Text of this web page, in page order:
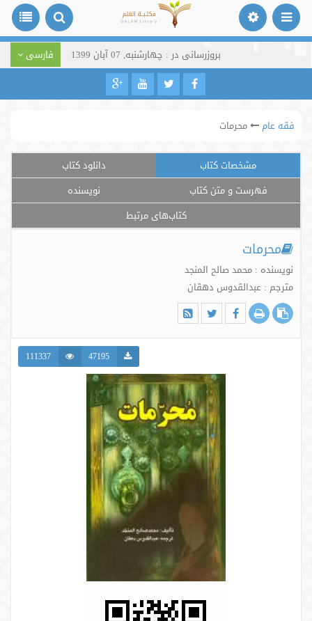
بروزرسانی در : چهارشنبه, 07 آبان 1399 فارسی
فقه عام محرمات
مشخصات کتاب
دانلود کتاب
فهرست و متن کتاب
نویسنده
کتاب‌های مرتبط
محرمات
نویسنده : محمد صالح المنجد
مترجم : عبدالقدوس دهقان
47195
111337